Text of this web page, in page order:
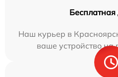
Бесплатная
Наш курьер в
ваше устройство на